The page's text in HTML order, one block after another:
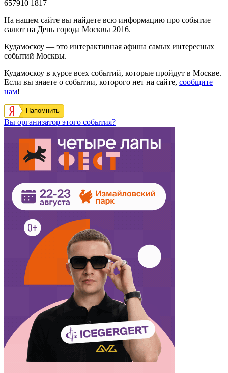
657910 1817
На нашем сайте вы найдете всю информацию про событие
салют на День города Москвы 2016.
Кудамоскоу — это интерактивная афиша самых интересных
событий Москвы.
Кудамоскоу в курсе всех событий, которые пройдут в Москве.
Если вы знаете о событии, которого нет на сайте, сообщите
нам!
Напомнить
Вы организатор этого события?